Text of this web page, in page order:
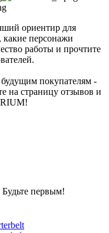
ориентир для
персонажи
работы и прочтите
покупателям -
на страницу отзывов и
Будьте первым!